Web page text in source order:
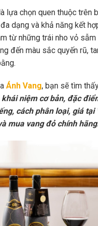
lựa chọn quen thuộc trên
dạng và khả năng kết
từ những trái nho vỏ sẫm
đến màu sắc quyến rũ,
Ánh Vang, bạn sẽ tìm
khái niệm cơ bản, đặc
cách phân loại, giá tại
mua vang đỏ chính